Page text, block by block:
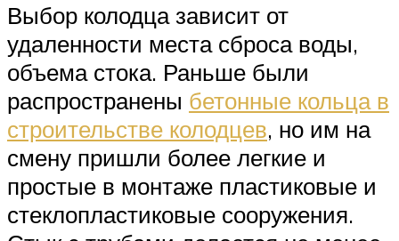
Выбор колодца зависит от
удаленности места сброса воды,
объема стока. Раньше были
распространены бетонные кольца в
строительстве колодцев, но им на
смену пришли более легкие и
простые в монтаже пластиковые и
стеклопластиковые сооружения.